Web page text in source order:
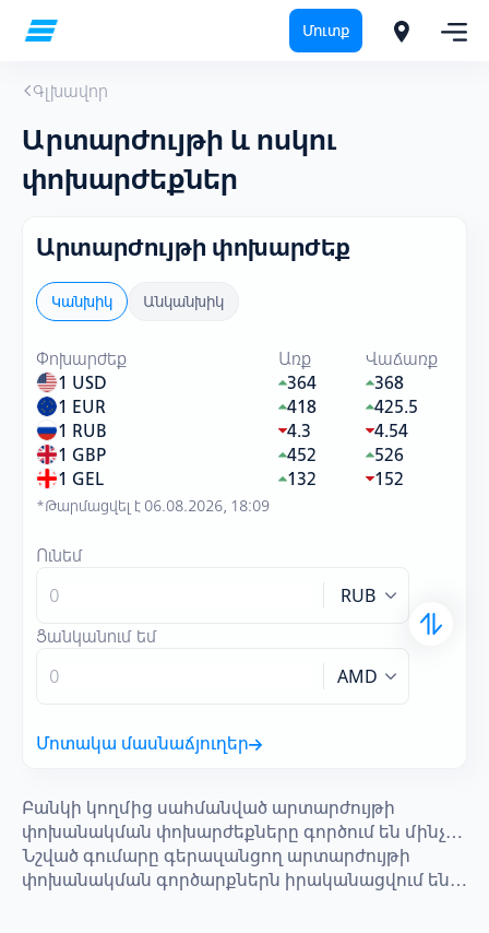
Մուտք
Գլխավոր
Արտարժույթի և ոսկու
փոխարժեքներ
Արտարժույթի փոխարժեք
Կանխիկ Անկանխիկ
Փոխարժեք Առք
Վաճառք
1 USD
364
368
1 EUR
418
425.5
1 RUB
4.3
4.54
1 GBP
452
526
1 GEL
132 152
*Թարմացվել է 06.08.2026, 18:09
Ունեմ
RUB
Ցանկանում եմ
AMD
Մոտակա մասնաճյուղեր
Բանկի կողմից սահմանված արտարժույթի
փոխանակման փոխարժեքները գործում են մինչև
100 հազար ԱՄՆ դոլար, 80 հազար Եվրո, 7 մլն․ ՌԴ
ռուբլի, ինչպես նաև 50 մլն. ՀՀ դրամին համարժեք
Նշված գումարը գերազանցող արտարժույթի
փոխանակման գործարքներն իրականացվում են